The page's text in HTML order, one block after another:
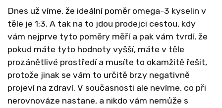
Dnes už víme, že ideální poměr omega-3 kyselin v
těle je 1:3. A tak na to jdou prodejci cestou, kdy
vám nejprve tyto poměry měří a pak vám tvrdí, že
pokud máte tyto hodnoty vyšší, máte v těle
prozánětlivé prostředí a musíte to okamžitě řešit,
protože jinak se vám to určitě brzy negativně
projeví na zdraví. V současnosti ale nevíme, co při
nerovnováze nastane, a nikdo vám nemůže s